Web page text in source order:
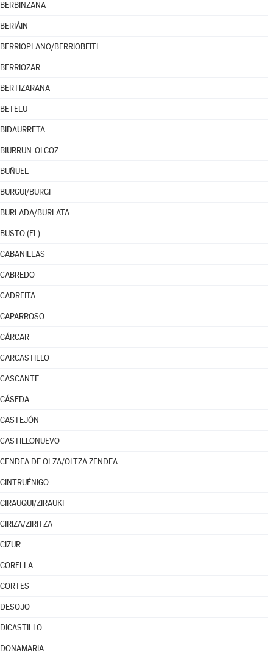
BERBINZANA
BERIÁIN
BERRIOPLANO/BERRIOBEITI
BERRIOZAR
BERTIZARANA
BETELU
BIDAURRETA
BIURRUN-OLCOZ
BUÑUEL
BURGUI/BURGI
BURLADA/BURLATA
BUSTO (EL)
CABANILLAS
CABREDO
CADREITA
CAPARROSO
CÁRCAR
CARCASTILLO
CASCANTE
CÁSEDA
CASTEJÓN
CASTILLONUEVO
CENDEA DE OLZA/OLTZA ZENDEA
CINTRUÉNIGO
CIRAUQUI/ZIRAUKI
CIRIZA/ZIRITZA
CIZUR
CORELLA
CORTES
DESOJO
DICASTILLO
DONAMARIA